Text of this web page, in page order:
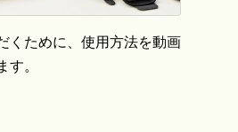
くために、使用方法を動画
。